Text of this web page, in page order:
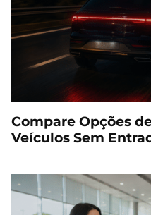
Compare Opções
Veículos Sem